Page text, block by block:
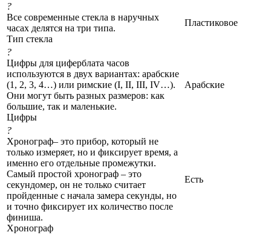
?
Все современные стекла в наручных
часах делятся на три типа.
Тип стекла
Пластиковое
?
Цифры для циферблата часов
используются в двух вариантах: арабские
(1, 2, 3, 4…) или римские (I, II, III, IV…).
Они могут быть разных размеров: как
большие, так и маленькие.
Цифры
Арабские
?
Хронограф– это прибор, который не
только измеряет, но и фиксирует время, а
именно его отдельные промежутки.
Самый простой хронограф – это
секундомер, он не только считает
пройденные с начала замера секунды, но
и точно фиксирует их количество после
финиша.
Хронограф
Есть